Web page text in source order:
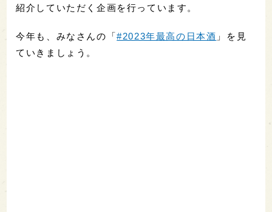
紹介していただく企画を行っています。
今年も、みなさんの「#2023年最高の日本酒 」を見
ていきましょう。